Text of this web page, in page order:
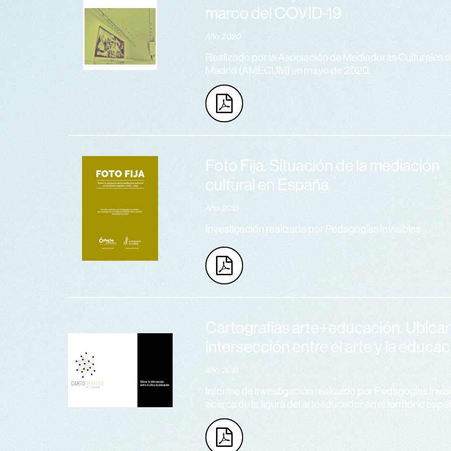
marco del COVID-19
Año: 2020
Realizado por la Asociación de Mediadoras Culturales
Madrid (AMECUM) en mayo de 2020.
Foto Fija. Situación de la mediación
cultural en España
Año: 2018
Investigación realizada por Pedagogías Invisibles
Cartografías arte+educación.
intersección entre el arte y la
Año: 2018
Informe de investigación realizado por Pedagogías
acerca de la figura del arteeducador en el territorio